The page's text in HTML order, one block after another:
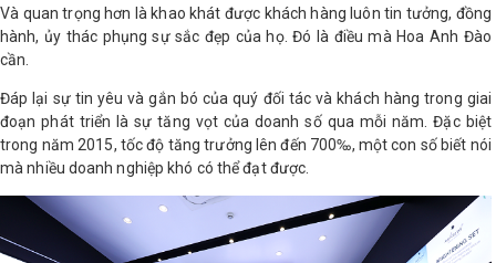
Và quan trọng hơn là khao khát được khách hàng luôn tin tưởng, đồng
hành, ủy thác phụng sự sắc đẹp của họ. Đó là điều mà Hoa Anh Đào
cần.
Đáp lại sự tin yêu và gắn bó của quý đối tác và khách hàng trong giai
đoạn phát triển là sự tăng vọt của doanh số qua mỗi năm. Đặc biệt
trong năm 2015, tốc độ tăng trưởng lên đến 700‰, một con số biết nói
mà nhiều doanh nghiệp khó có thể đạt được.